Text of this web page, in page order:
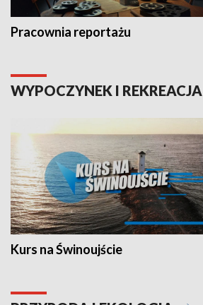
Pracownia reportażu
WYPOCZYNEK I REKREACJA
Kurs na Świnoujście